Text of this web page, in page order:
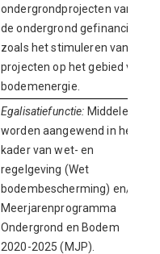
ondergrondprojecten vanuit
de ondergrond gefinancierd
zoals het stimuleren van
projecten op het gebied van
bodemenergie.
Egalisatiefunctie: Middelen
worden aangewend in het
kader van wet- en
regelgeving (Wet
bodembescherming) en/of
Meerjarenprogramma
Ondergrond en Bodem
2020-2025 (MJP).